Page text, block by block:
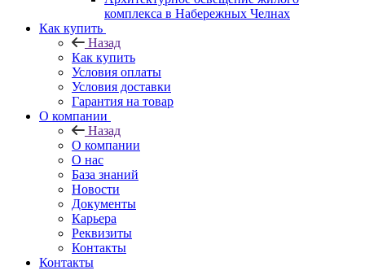
комплекса в Набережных Челнах
Как купить
Назад
Как купить
Условия оплаты
Условия доставки
Гарантия на товар
О компании
Назад
О компании
О нас
База знаний
Новости
Документы
Карьера
Реквизиты
Контакты
Контакты